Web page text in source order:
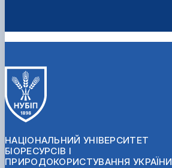
НАЦІОНАЛЬНИЙ УНІВЕРСИТЕТ
БІОРЕСУРСІВ І
ПРИРОДОКОРИСТУВАННЯ УКРАЇНИ